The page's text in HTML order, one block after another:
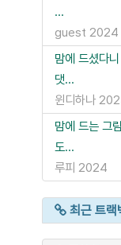
...
guest 2024
맘에 드셨다
댓...
윈디하나
맘에 드는 그
도...
루피 2024
최근 트랙